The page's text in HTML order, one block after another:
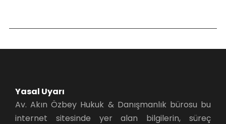
Yasal Uyarı
Av. Akın Özbey Hukuk & Danışmanlık bürosu bu
internet sitesinde yer alan bilgilerin, süreç